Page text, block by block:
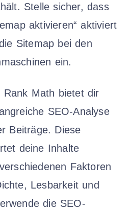
Stelle sicher, dass
aktivieren“ aktiviert
Sitemap bei den
ein.
Rank Math bietet dir
SEO-Analyse
Beiträge. Diese
deine Inhalte
Faktoren
Lesbarkeit und
die SEO-